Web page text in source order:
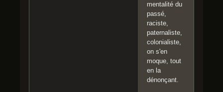
mentalité du
passé,
raciste,
paternaliste,
colonialiste,
on s'en
moque, tout
en la
dénonçant.